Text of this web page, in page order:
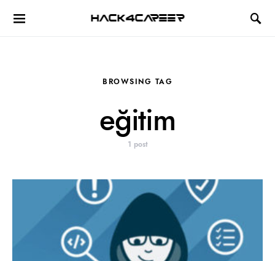
Hack4Career
BROWSING TAG
eğitim
1 post